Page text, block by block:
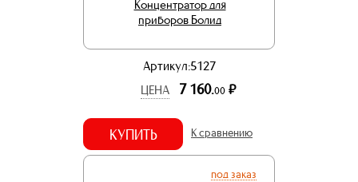
Концентратор для
приборов Болид
Артикул:5127
ЦЕНА
7 160.00 р.
КУПИТЬ К сравнению
под заказ